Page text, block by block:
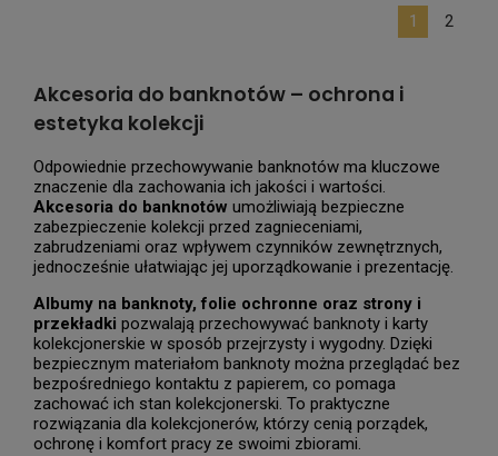
1 2
Akcesoria do banknotów – ochrona i
estetyka kolekcji
Odpowiednie przechowywanie banknotów ma kluczowe
znaczenie dla zachowania ich jakości i wartości.
Akcesoria do banknotów umożliwiają bezpieczne
zabezpieczenie kolekcji przed zagnieceniami,
zabrudzeniami oraz wpływem czynników zewnętrznych,
jednocześnie ułatwiając jej uporządkowanie i prezentację.
Albumy na banknoty, folie ochronne oraz strony i
przekładki pozwalają przechowywać banknoty i karty
kolekcjonerskie w sposób przejrzysty i wygodny. Dzięki
bezpiecznym materiałom banknoty można przeglądać bez
bezpośredniego kontaktu z papierem, co pomaga
zachować ich stan kolekcjonerski. To praktyczne
rozwiązania dla kolekcjonerów, którzy cenią porządek,
ochronę i komfort pracy ze swoimi zbiorami.